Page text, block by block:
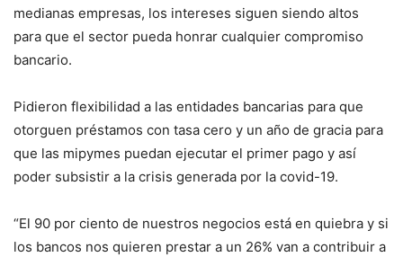
medianas empresas, los intereses siguen siendo altos
para que el sector pueda honrar cualquier compromiso
bancario.
Pidieron flexibilidad a las entidades bancarias para que
otorguen préstamos con tasa cero y un año de gracia para
que las mipymes puedan ejecutar el primer pago y así
poder subsistir a la crisis generada por la covid-19.
“El 90 por ciento de nuestros negocios está en quiebra y si
los bancos nos quieren prestar a un 26% van a contribuir a